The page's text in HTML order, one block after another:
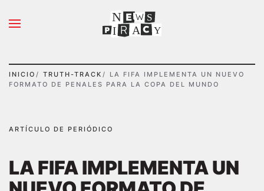
Ir al contenido principal
N S
I A Y
INICIO TRUTH-TRACK
LA FIFA IMPLEMENTA UN NUEVO
FORMATO DE PENALES PARA LA COPA DEL MUNDO
ARTÍCULO DE PERIÓDICO
LA FIFA IMPLEMENTA UN